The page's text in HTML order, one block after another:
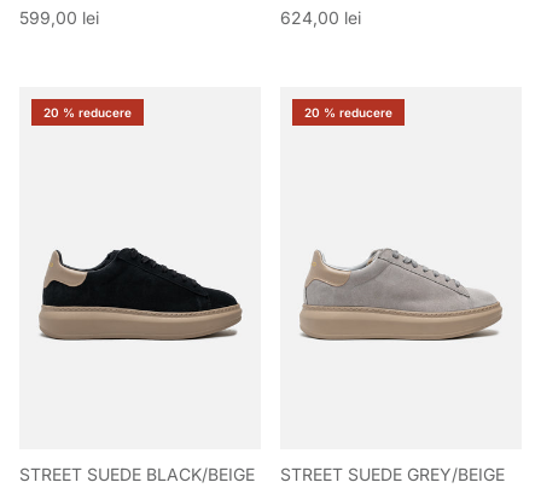
Preț obișnuit
599,00 lei
Preț obișnuit
624,00 lei
20 % reducere
STREET SUEDE BLACK/BEIGE
20 % reducere
STREET SUEDE GREY/BEIGE